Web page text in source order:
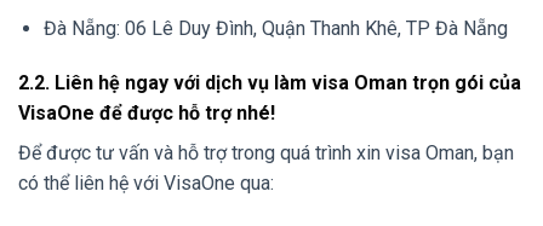
Đà Nẵng: 06 Lê Duy Đình, Quận Thanh Khê, TP Đà Nẵng
2.2. Liên hệ ngay với dịch vụ làm visa Oman trọn gói của
VisaOne để được hỗ trợ nhé!
Để được tư vấn và hỗ trợ trong quá trình xin visa Oman, bạn
có thể liên hệ với VisaOne qua: